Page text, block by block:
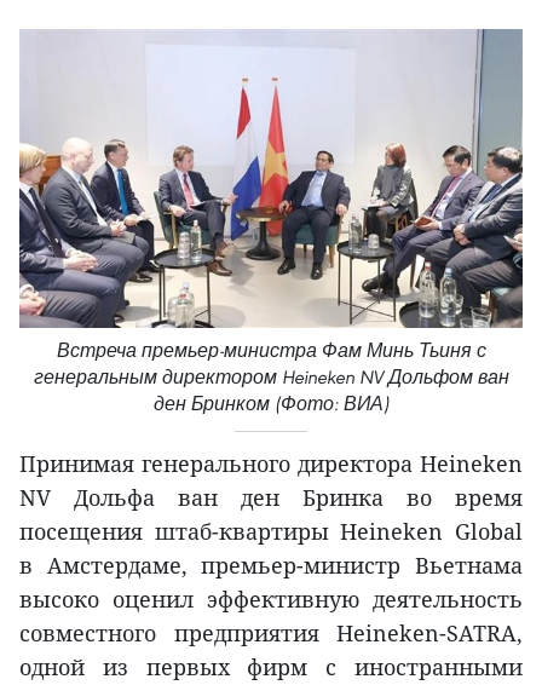
Встреча премьер-министра Фам Минь Тьиня с
генеральным директором Heineken NV Дольфом ван
ден Бринком (Фото: ВИА)
Принимая генерального директора Heineken
NV Дольфа ван ден Бринка во время
посещения штаб-квартиры Heineken Global
в Амстердаме, премьер-министр Вьетнама
высоко оценил эффективную деятельность
совместного предприятия Heineken-SATRA,
одной из первых фирм с иностранными